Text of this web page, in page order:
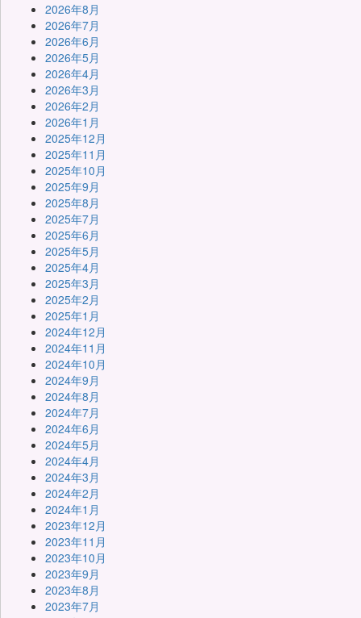
2026年8月
2026年7月
2026年6月
2026年5月
2026年4月
2026年3月
2026年2月
2026年1月
2025年12月
2025年11月
2025年10月
2025年9月
2025年8月
2025年7月
2025年6月
2025年5月
2025年4月
2025年3月
2025年2月
2025年1月
2024年12月
2024年11月
2024年10月
2024年9月
2024年8月
2024年7月
2024年6月
2024年5月
2024年4月
2024年3月
2024年2月
2024年1月
2023年12月
2023年11月
2023年10月
2023年9月
2023年8月
2023年7月